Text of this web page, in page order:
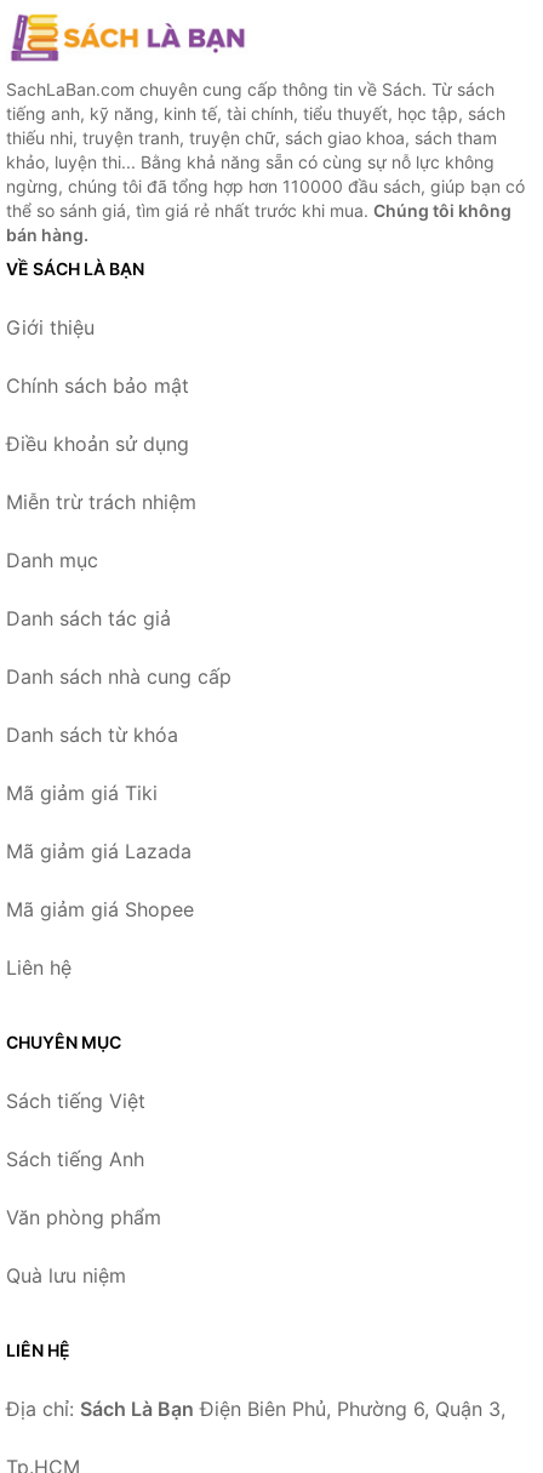
SachLaBan.com chuyên cung cấp thông tin về Sách. Từ sách
tiếng anh, kỹ năng, kinh tế, tài chính, tiểu thuyết, học tập, sách
thiếu nhi, truyện tranh, truyện chữ, sách giao khoa, sách tham
khảo, luyện thi... Bằng khả năng sẵn có cùng sự nỗ lực không
ngừng, chúng tôi đã tổng hợp hơn 110000 đầu sách, giúp bạn có
thể so sánh giá, tìm giá rẻ nhất trước khi mua. Chúng tôi không
bán hàng.
VỀ SÁCH LÀ BẠN
Giới thiệu
Chính sách bảo mật
Điều khoản sử dụng
Miễn trừ trách nhiệm
Danh mục
Danh sách tác giả
Danh sách nhà cung cấp
Danh sách từ khóa
Mã giảm giá Tiki
Mã giảm giá Lazada
Mã giảm giá Shopee
Liên hệ
CHUYÊN MỤC
Sách tiếng Việt
Sách tiếng Anh
Văn phòng phẩm
Quà lưu niệm
LIÊN HỆ
Địa chỉ: Sách Là Bạn Điện Biên Phủ, Phường 6, Quận 3,
Tp.HCM